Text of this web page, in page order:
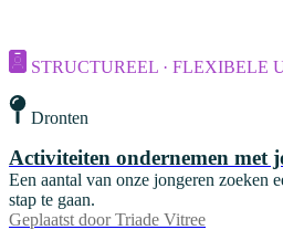
STRUCTUREEL · FLEXIBELE
Dronten
Activiteiten ondernemen met
Een aantal van onze jongeren zoeken
stap te gaan.
Geplaatst door Triade Vitree